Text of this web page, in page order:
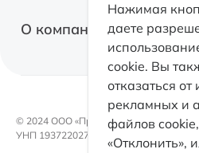
Оборудование
Коммерческая
Электромобили
Возвратный лизинг
Факторинг с правом
Факторинг без права
Факторинг для поставщиков
Документы
О компании
Контакты
© 2024 OOO «ПроЛизинг».
УНП 193722027
Нажимая
даете
cookie. Вы
отказаться
рекламных и
файлов
«Отклонить»,